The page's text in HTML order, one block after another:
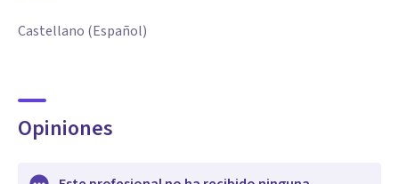
Castellano (Español)
Opiniones